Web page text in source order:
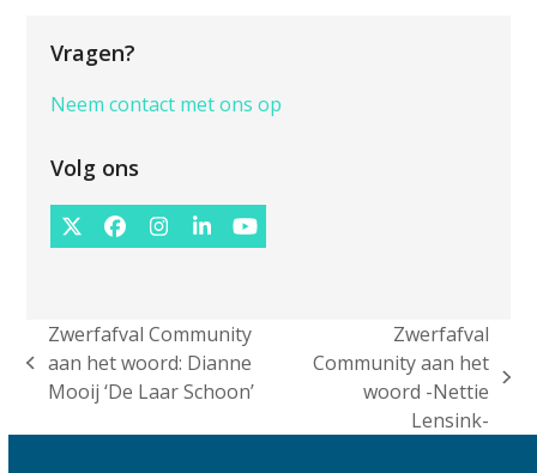
Vragen?
Neem contact met ons op
Volg ons
Twitter
(deprecated)
Facebook
Instagram
LinkedInYouTube
previous
post:
Zwerfafval Community
aan het woord: Dianne
Mooij ‘De Laar Schoon’
Zwerfafval
Community aan het
woord -Nettie
Lensink-